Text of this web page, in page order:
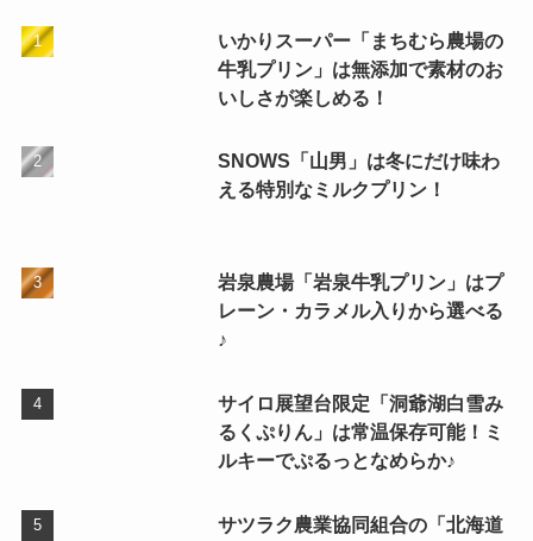
いかりスーパー「まちむら農場の
牛乳プリン」は無添加で素材のお
いしさが楽しめる！
SNOWS「山男」は冬にだけ味わ
える特別なミルクプリン！
岩泉農場「岩泉牛乳プリン」はプ
レーン・カラメル入りから選べる
♪
サイロ展望台限定「洞爺湖白雪み
るくぷりん」は常温保存可能！ミ
ルキーでぷるっとなめらか♪
サツラク農業協同組合の「北海道